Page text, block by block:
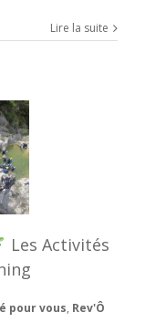
Lire la suite
Les Activités
pour vous, Rev'Ô